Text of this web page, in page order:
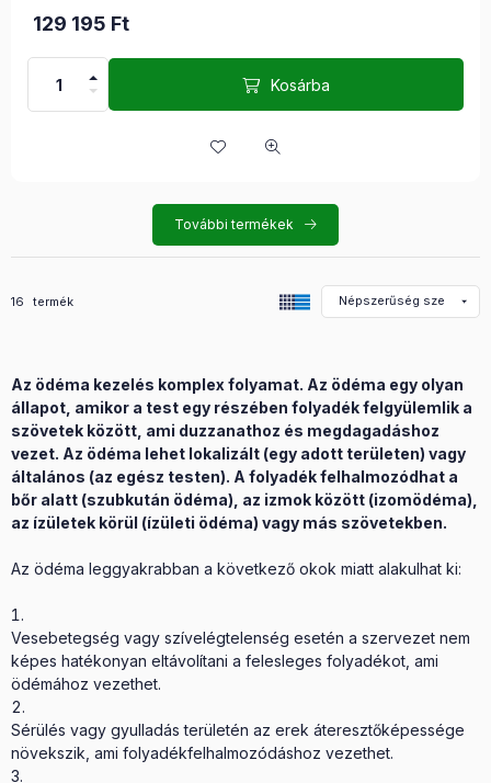
129 195 Ft
Kosárba
További termékek
Összes termék a kategóriában
16 termék
Az ödéma kezelés komplex folyamat. Az ödéma egy olyan
állapot, amikor a test egy részében folyadék felgyülemlik a
szövetek között, ami duzzanathoz és megdagadáshoz
vezet. Az ödéma lehet lokalizált (egy adott területen) vagy
általános (az egész testen). A folyadék felhalmozódhat a
bőr alatt (szubkután ödéma), az izmok között (izomödéma),
az ízületek körül (ízületi ödéma) vagy más szövetekben.
Az ödéma leggyakrabban a következő okok miatt alakulhat ki:
Vesebetegség vagy szívelégtelenség esetén a szervezet nem
képes hatékonyan eltávolítani a felesleges folyadékot, ami
ödémához vezethet.
Sérülés vagy gyulladás területén az erek áteresztőképessége
növekszik, ami folyadékfelhalmozódáshoz vezethet.